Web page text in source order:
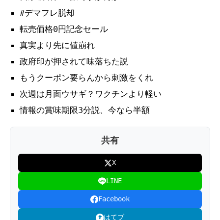
#デマフレ脱却
転売価格0円記念セール
真実より先に値崩れ
政府印が押されて味落ちた説
もうクーポン要らんから刺激をくれ
次週は月面ウサギ？ワクチンより軽い
情報の賞味期限3分説、今なら半額
共有
X
LINE
Facebook
はてブ